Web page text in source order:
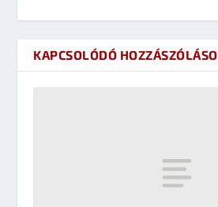
KAPCSOLÓDÓ